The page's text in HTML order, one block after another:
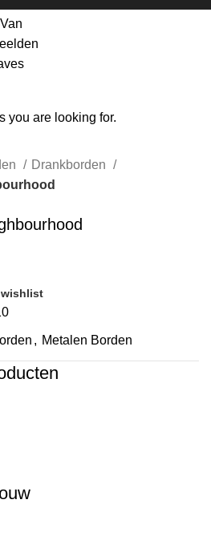
Drankborden
, Metalen Borden
you are looking for.